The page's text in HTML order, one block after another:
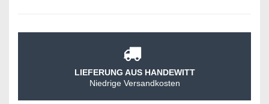
LIEFERUNG AUS HANDEWITT
Niedrige Versandkosten